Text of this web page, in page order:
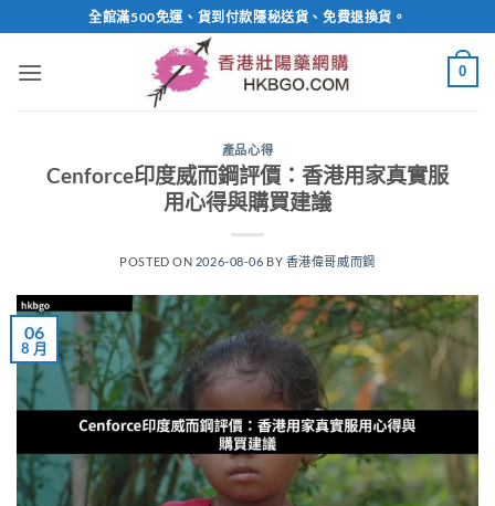
to
content
全館滿500免運、貨到付款隱秘送貨、免費退換貨。
0
產品心得
Cenforce印度威而鋼評價：香港用家真實服
用心得與購買建議
POSTED ON 2026-08-06 BY 香港偉哥威而鋼
06
8 月